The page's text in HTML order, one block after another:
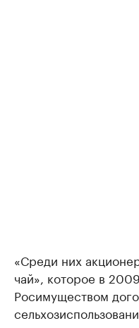
«Среди них
чай», которое в
Росимуществом